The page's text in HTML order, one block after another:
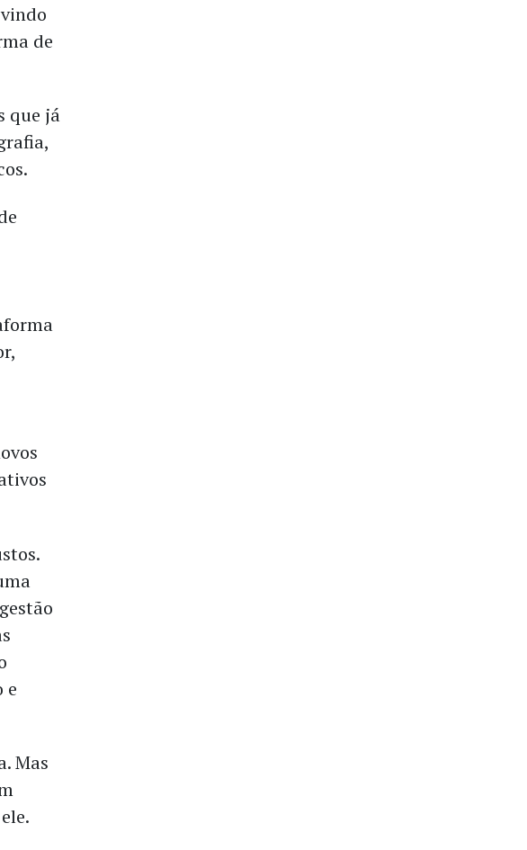
de
que já
e
Mas